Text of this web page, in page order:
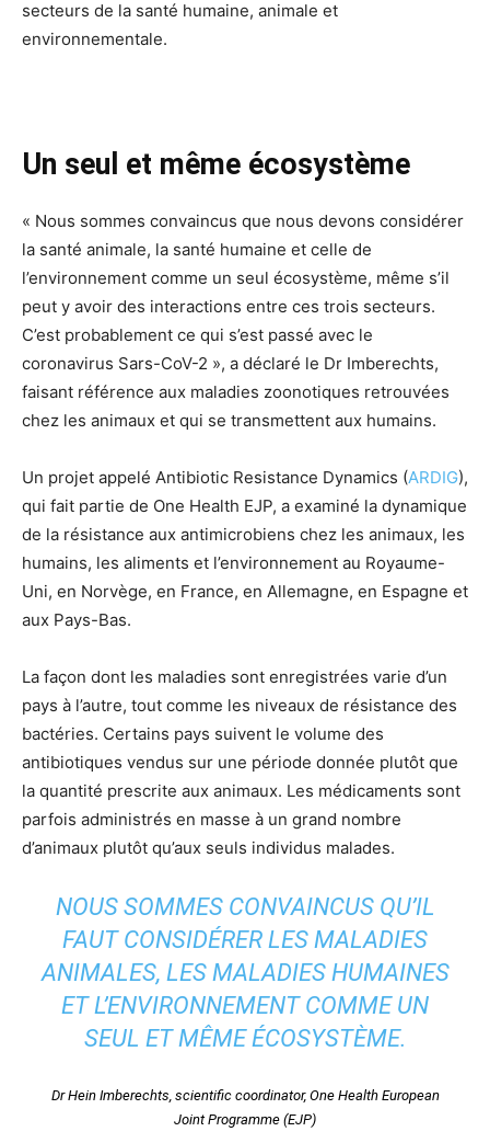
secteurs de la santé humaine, animale et
environnementale.
Un seul et même écosystème
« Nous sommes convaincus que nous devons considérer
la santé animale, la santé humaine et celle de
l’environnement comme un seul écosystème, même s’il
peut y avoir des interactions entre ces trois secteurs.
C’est probablement ce qui s’est passé avec le
coronavirus Sars-CoV-2 », a déclaré le Dr Imberechts,
faisant référence aux maladies zoonotiques retrouvées
chez les animaux et qui se transmettent aux humains.
Un projet appelé Antibiotic Resistance Dynamics (ARDIG),
qui fait partie de One Health EJP, a examiné la dynamique
de la résistance aux antimicrobiens chez les animaux, les
humains, les aliments et l’environnement au Royaume-
Uni, en Norvège, en France, en Allemagne, en Espagne et
aux Pays-Bas.
La façon dont les maladies sont enregistrées varie d’un
pays à l’autre, tout comme les niveaux de résistance des
bactéries. Certains pays suivent le volume des
antibiotiques vendus sur une période donnée plutôt que
la quantité prescrite aux animaux. Les médicaments sont
parfois administrés en masse à un grand nombre
d’animaux plutôt qu’aux seuls individus malades.
NOUS SOMMES CONVAINCUS QU’IL
FAUT CONSIDÉRER LES MALADIES
ANIMALES, LES MALADIES HUMAINES
ET L’ENVIRONNEMENT COMME UN
SEUL ET MÊME ÉCOSYSTÈME.
Dr Hein Imberechts, scientific coordinator, One Health European
Joint Programme (EJP)